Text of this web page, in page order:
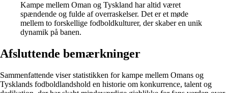
Kampe mellem Oman og Tyskland har altid været
spændende og fulde af overraskelser. Det er et møde
mellem to forskellige fodboldkulturer, der skaber en unik
dynamik på banen.
Afsluttende bemærkninger
Sammenfattende viser statistikken for kampe mellem Omans og
Tysklands fodboldlandshold en historie om konkurrence, talent og